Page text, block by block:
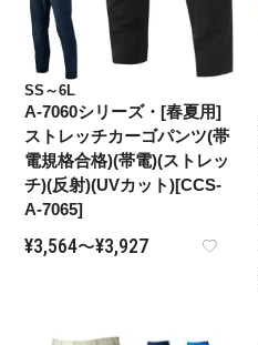
SS～6L
A-7060シリーズ・[春夏用]
ストレッチカーゴパンツ(帯
電規格合格)(帯電)(ストレッ
チ)(反射)(UVカット)[CCS-
A-7065]
¥3,564〜¥3,927